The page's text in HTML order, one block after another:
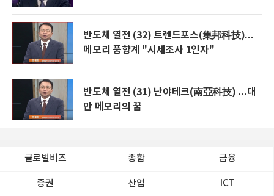
반도체 열전 (32) 트렌드포스(集邦科技)...
메모리 풍향계 "시세조사 1인자"
반도체 열전 (31) 난야테크(南亞科技) ...대
만 메모리의 꿈
글로벌비즈 종합 금융
증권 산업 ICT